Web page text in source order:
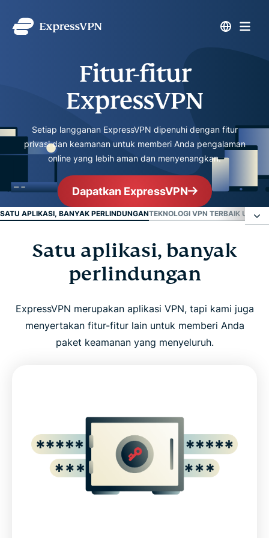
Fitur-fitur
ExpressVPN
Setiap langganan ExpressVPN dipenuhi dengan fitur
privasi dan keamanan untuk memberi Anda pengalaman
online yang lebih aman dan menyenangkan.
Dapatkan ExpressVPN
SATU APLIKASI, BANYAK PERLINDUNGANTEKNOLOGI VPN TERBAIK
Satu aplikasi, banyak perlindungan
Teknologi VPN terbaik untuk privasi Anda
Dapatkan lebih banyak dengan ExpressVPN
Dapatkan fitur-fitur ini dan lainnya, 100% bebas
Satu aplikasi, banyak
perlindungan
ExpressVPN merupakan aplikasi VPN, tapi kami juga
menyertakan fitur-fitur lain untuk memberi Anda
paket keamanan yang menyeluruh.